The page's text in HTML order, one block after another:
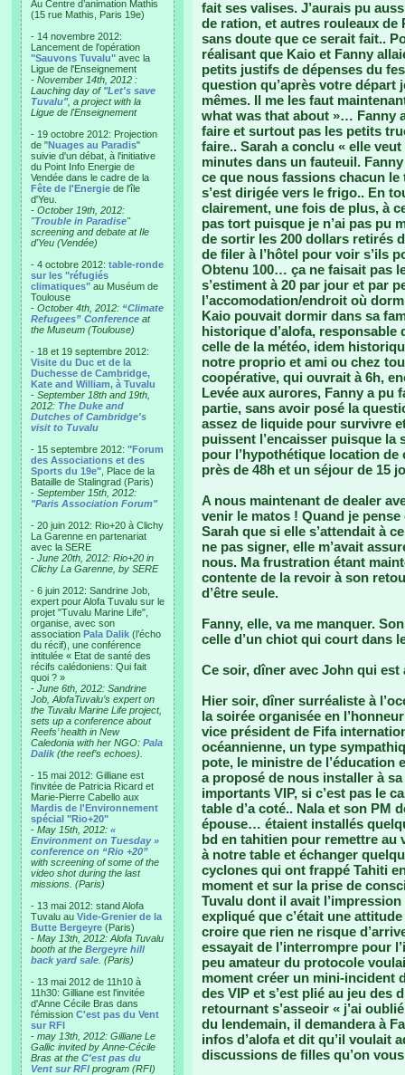
Au Centre d’animation Mathis
(15 rue Mathis, Paris 19e)
- 14 novembre 2012:
Lancement de l'opération
"Sauvons Tuvalu" avec la
Ligue de l'Enseignement
- November 14th, 2012 :
Lauching day of "Let's save
Tuvalu", a project with la
Ligue de l'Enseignement
- 19 octobre 2012: Projection
de "Nuages au Paradis"
suivie d'un débat, à l'initiative
du Point Info Energie de
Vendée dans le cadre de la
Fête de l'Energie de l'île
d'Yeu.
- October 19th, 2012:
"Trouble in Paradise"
screening and debate at Ile
d'Yeu (Vendée)
- 4 octobre 2012: table-ronde
sur les "réfugiés
climatiques" au Muséum de
Toulouse
- October 4th, 2012: “Climate
Refugees” Conference at
the Museum (Toulouse)
- 18 et 19 septembre 2012:
Visite du Duc et de la
Duchesse de Cambridge,
Kate and William, à Tuvalu
- September 18th and 19th,
2012: The Duke and
Dutches of Cambridge's
visit to Tuvalu
- 15 septembre 2012: "Forum
des Associations et des
Sports du 19e" , Place de la
Bataille de Stalingrad (Paris)
- September 15th, 2012:
"Paris Association Forum"
- 20 juin 2012: Rio+20 à Clichy
La Garenne en partenariat
avec la SERE
- June 20th, 2012: Rio+20 in
Clichy La Garenne, by SERE
- 6 juin 2012: Sandrine Job,
expert pour Alofa Tuvalu sur le
projet "Tuvalu Marine Life",
organise, avec son
association Pala Dalik (l’écho
du récif), une conférence
intitulée « Etat de santé des
récifs calédoniens: Qui fait
quoi ? »
- June 6th, 2012: Sandrine
Job, AlofaTuvalu’s expert on
the Tuvalu Marine Life project,
sets up a conference about
Reefs’ health in New
Caledonia with her NGO: Pala
Dalik (the reef’s echoes).
- 15 mai 2012: Gilliane est
l'invitée de Patricia Ricard et
Marie-Pierre Cabello aux
Mardis de l'Environnement
spécial "Rio+20"
- May 15th, 2012: «
Environment on Tuesday »
conference on “Rio +20”
with screening of some of the
video shot during the last
missions. (Paris)
- 13 mai 2012: stand Alofa
Tuvalu au Vide-Grenier de la
Butte Bergeyre (Paris)
- May 13th, 2012: Alofa Tuvalu
booth at the Bergeyre hill
back yard sale . (Paris)
- 13 mai 2012 de 11h10 à
11h30: Gilliane est l'invitée
d'Anne Cécile Bras dans
l'émission C'est pas du Vent
sur RFI
- may 13th, 2012: Gilliane Le
Gallic invited by Anne-Cécile
Bras at the C'est pas du
Vent sur RFI program (RFI)
fait ses valises. J’aurais pu
de ration, et autres rouleaux de
sans doute que ce serait fait..
réalisant que Kaio et Fanny
petits justifs de dépenses du
question qu’après votre départ
mêmes. Il me les faut
what was that about »… Fanny
faire et surtout pas les petits
faire.. Sarah a conclu « elle
minutes dans un fauteuil.
ce que nous fassions chacun le
s’est dirigée vers le frigo.. En
clairement, une fois de plus, à
pas tort puisque je n’ai pas pu
de sortir les 200 dollars retirés
de filer à l’hôtel pour voir s’ils
Obtenu 100… ça ne faisait pas
s’estiment à 20 par jour et par
l’accomodation/endroit où
Kaio pouvait dormir dans sa
historique d’alofa, responsable
celle de la météo, idem
notre proprio et ami ou chez
coopérative, qui ouvrait à 6h,
Levée aux aurores, Fanny a pu
partie, sans avoir posé la
assez de liquide pour survivre
puissent l’encaisser puisque la
pour l’hypothétique location de
près de 48h et un séjour de 15
A nous maintenant de dealer
venir le matos ! Quand je pense
Sarah que si elle s’attendait à
ne pas signer, elle m’avait
nous. Ma frustration étant
contente de la revoir à son
d’être seule.
Fanny, elle, va me manquer.
celle d’un chiot qui court dans
Ce soir, dîner avec John qui est
Hier soir, dîner surréaliste à
la soirée organisée en
vice président de Fifa
océannienne, un type
pote, le ministre de l’éducation
a proposé de nous installer à
importants VIP, si c’est pas le
table d’a coté.. Nala et son PM
épouse… étaient installés
bd en tahitien pour remettre au
à notre table et échanger
cyclones qui ont frappé Tahiti
moment et sur la prise de
Tuvalu dont il avait
expliqué que c’était une
croire que rien ne risque
essayait de l’interrompre pour
peu amateur du protocole
moment créer un mini-incident
des VIP et s’est plié au jeu
retournant s’asseoir « j’ai
du lendemain, il demandera à
infos d’alofa et dit qu’il voulait
discussions de filles qu’on